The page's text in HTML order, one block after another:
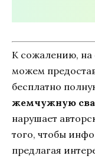
К сожалению, на
можем
бесплатно
жемчужную
нарушает
того, чтобы
предлагая